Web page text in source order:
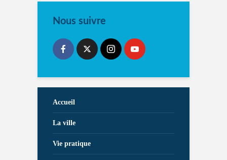
Nous suivre
Accueil
La ville
Vie pratique